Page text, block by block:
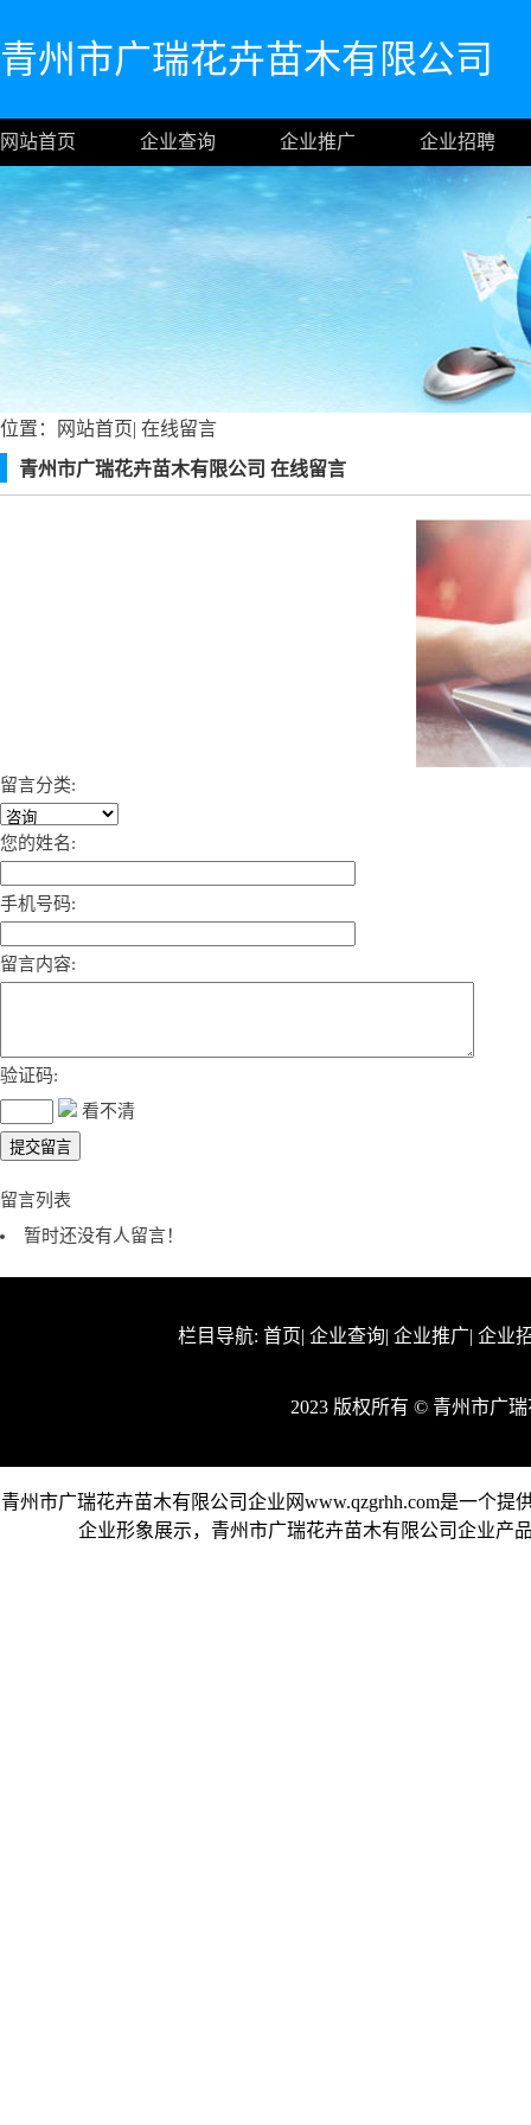
青州市广瑞花卉苗木有限公司
网站首页 企业查询 企业推广 企业招聘
位置： 网站首页| 在线留言
青州市广瑞花卉苗木有限公司 在线留言
留言分类:
您的姓名:
手机号码:
留言内容:
验证码:
看不清
留言列表
暂时还没有人留言！
栏目导航: 首页| 企业查询| 企业推广| 企业
2023 版权所有 © 青州市广
青州市广瑞花卉苗木有限公司企业网www.qzgrhh.com是一个
企业形象展示，青州市广瑞花卉苗木有限公司企业产